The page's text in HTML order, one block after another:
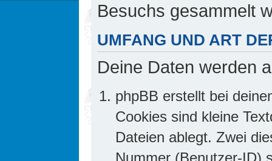
Besuchs gesammelt
UMFANG UND ART
Deine Daten werden
phpBB erstellt bei
Cookies sind kleine
Dateien ablegt. Zwei